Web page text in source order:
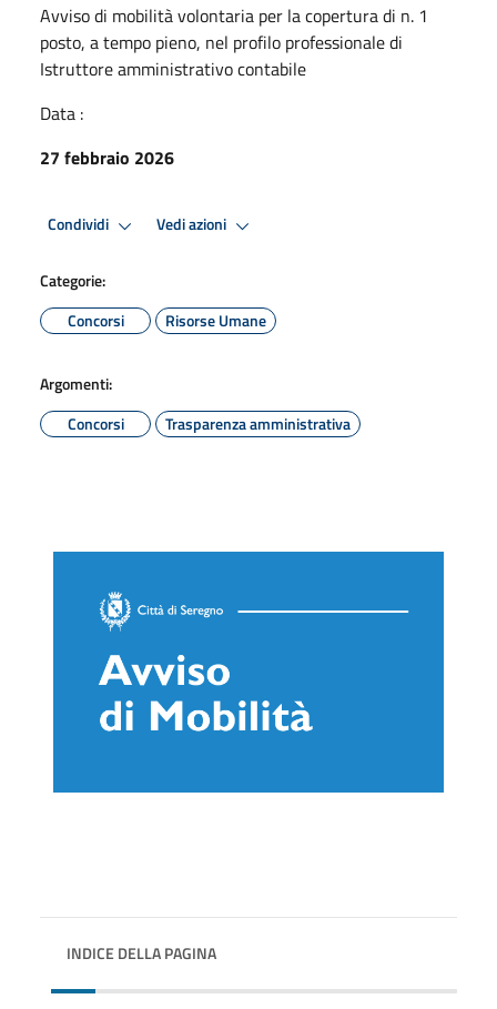
Avviso di mobilità volontaria per la copertura di n. 1
posto, a tempo pieno, nel profilo professionale di
Istruttore amministrativo contabile
Data :
27 febbraio 2026
Condividi Vedi azioni
Categorie:
Concorsi
Risorse Umane
Argomenti:
Concorsi
Trasparenza amministrativa
INDICE DELLA PAGINA